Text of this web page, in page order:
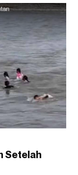
Setelah